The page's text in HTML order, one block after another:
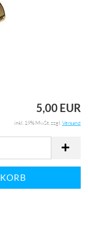
5,00 EUR
inkl. 19% MwSt. zzgl.Versand